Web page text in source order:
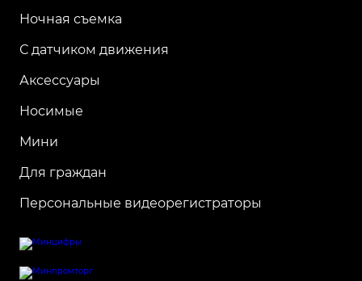
Ночная съемка
С датчиком движения
Аксессуары
Носимые
Мини
Для граждан
Персональные видеорегистраторы